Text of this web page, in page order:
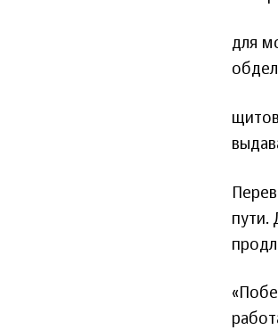
для
пути.